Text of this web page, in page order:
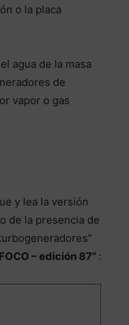
o la placa
agua de la masa
de
vapor o gas
y lea la versión
de la presencia de
– edición 87” :